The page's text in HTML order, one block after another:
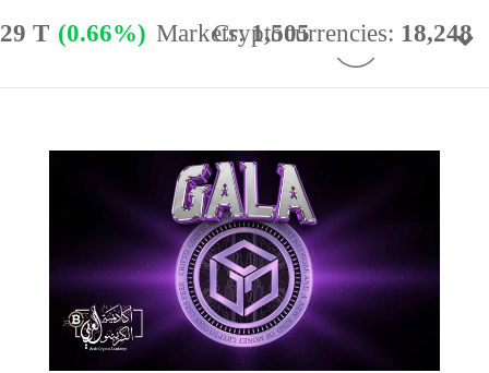
Cryptocurrencies: 18,248
Markets:1,505
T (0.66%)